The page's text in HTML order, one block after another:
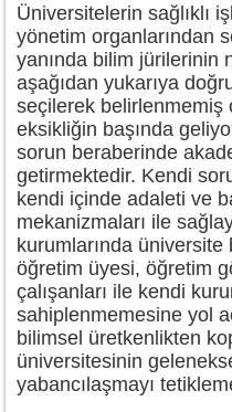
Üniversitelerin sağlıklı
yönetim organlarından
yanında bilim jürilerinin
aşağıdan yukarıya
seçilerek belirlenmemiş
eksikliğin başında
sorun beraberinde
getirmektedir. Kendi
kendi içinde adaleti ve
mekanizmaları ile
kurumlarında
öğretim üyesi, öğretim
çalışanları ile kendi
sahiplenmemesine yol
bilimsel üretkenlikten
üniversitesinin
yabancılaşmayı